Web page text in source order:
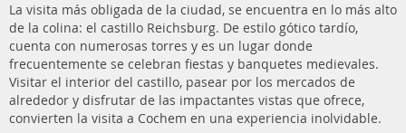
La visita más obligada de la ciudad, se encuentra en lo más alto
de la colina: el castillo Reichsburg. De estilo gótico tardío,
cuenta con numerosas torres y es un lugar donde
frecuentemente se celebran fiestas y banquetes medievales.
Visitar el interior del castillo, pasear por los mercados de
alrededor y disfrutar de las impactantes vistas que ofrece,
convierten la visita a Cochem en una experiencia inolvidable.